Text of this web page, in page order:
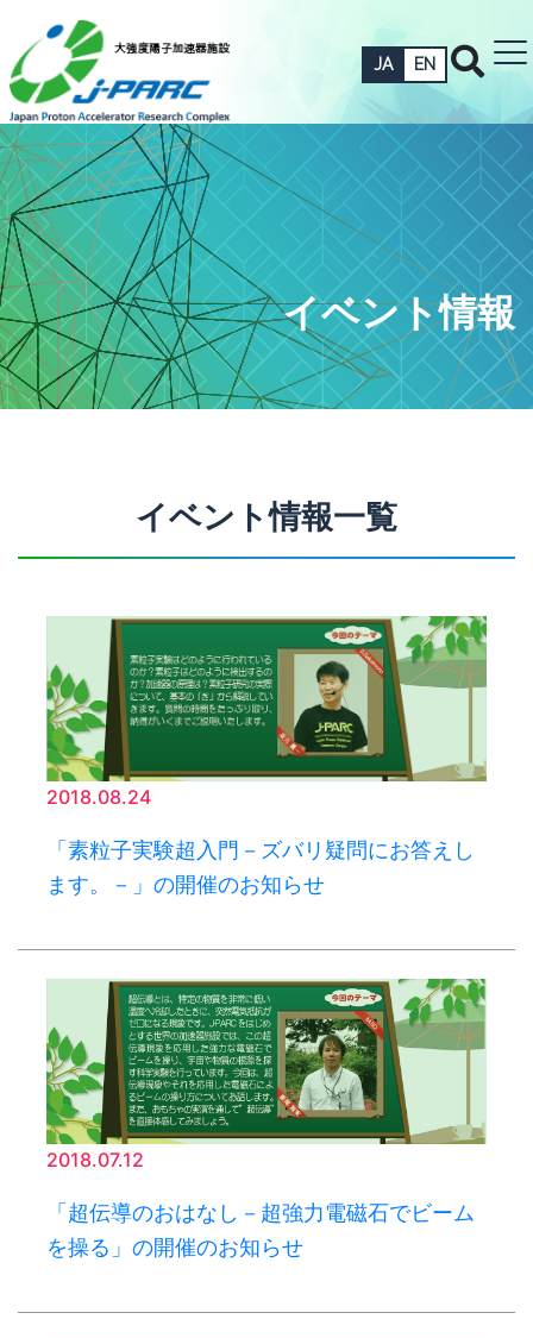
JA EN
イベント情報
イベント情報一覧
2018.08.24
「素粒子実験超入門－ズバリ疑問にお答えし
ます。－」の開催のお知らせ
2018.07.12
「超伝導のおはなし－超強力電磁石でビーム
を操る」の開催のお知らせ